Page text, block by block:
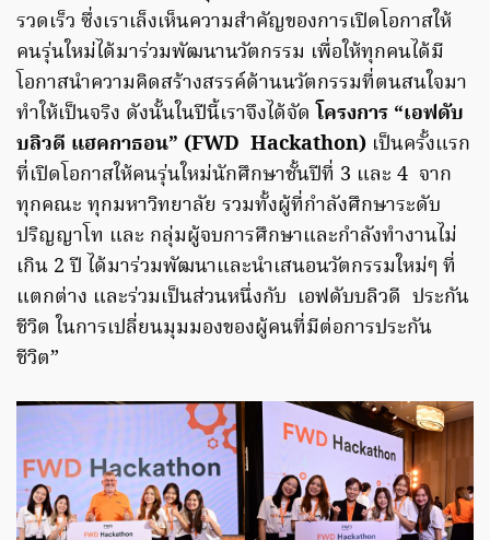
รวดเร็ว ซึ่งเราเล็งเห็นความสำคัญของการเปิดโอกาสให้
คนรุ่นใหม่ได้มาร่วมพัฒนานวัตกรรม เพื่อให้ทุกคนได้มี
โอกาสนำความคิดสร้างสรรค์ด้านนวัตกรรมที่ตนสนใจมา
ทำให้เป็นจริง ดังนั้นในปีนี้เราจึงได้จัดโครงการ “เอฟดับ
บลิวดี แฮคกาธอน” (FWD Hackathon) เป็นครั้งแรก
ที่เปิดโอกาสให้คนรุ่นใหม่นักศึกษาชั้นปีที่ 3 และ 4 จาก
ทุกคณะ ทุกมหาวิทยาลัย รวมทั้งผู้ที่กำลังศึกษาระดับ
ปริญญาโท และ กลุ่มผู้จบการศึกษาและกำลังทำงานไม่
เกิน 2 ปี ได้มาร่วมพัฒนาและนำเสนอนวัตกรรมใหม่ๆ ที่
แตกต่าง และร่วมเป็นส่วนหนึ่งกับ เอฟดับบลิวดี ประกัน
ชีวิต ในการเปลี่ยนมุมมองของผู้คนที่มีต่อการประกัน
ชีวิต”